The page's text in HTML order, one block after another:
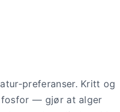
preferanser. Kritt og
fosfor — gjør at alger